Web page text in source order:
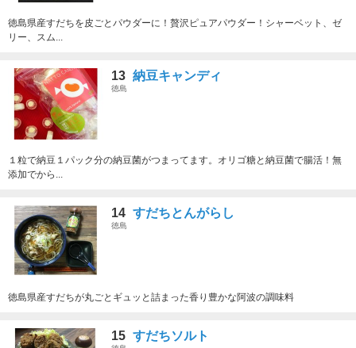
徳島県産すだちを皮ごとパウダーに！贅沢ピュアパウダー！シャーベット、ゼ
リー、スム...
13 納豆キャンディ
徳島
１粒で納豆１パック分の納豆菌がつまってます。オリゴ糖と納豆菌で腸活！無
添加でから...
14 すだちとんがらし
徳島
徳島県産すだちが丸ごとギュッと詰まった香り豊かな阿波の調味料
15 すだちソルト